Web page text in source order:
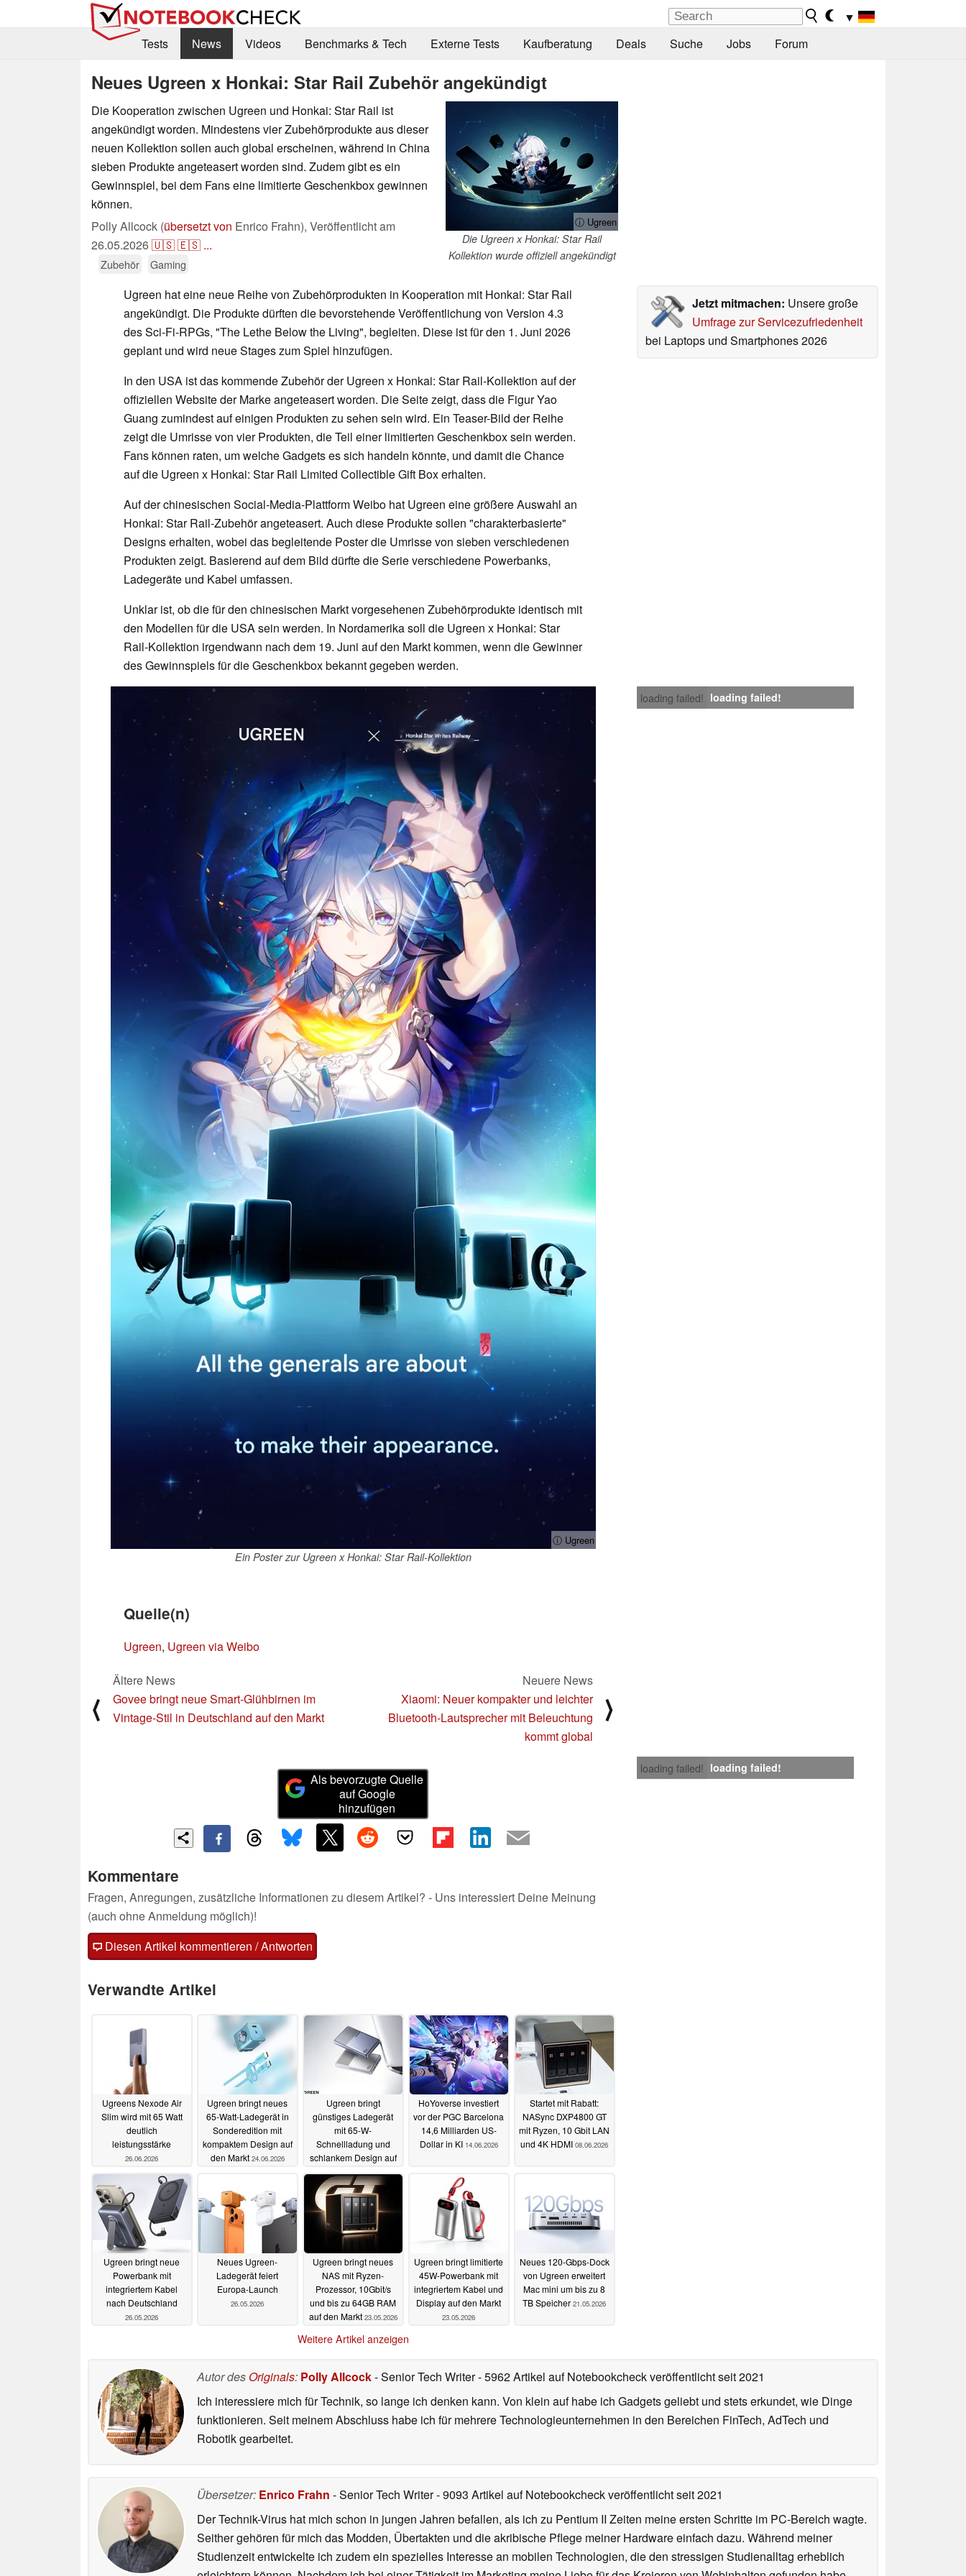
▼
Tests
News Videos Benchmarks & Tech Externe Tests Kaufberatung Deals Suche Jobs Forum
Neues Ugreen x Honkai: Star Rail Zubehör angekündigt
ⓘ Ugreen
Die Ugreen x Honkai: Star Rail
Kollektion wurde offiziell angekündigt
Die Kooperation zwischen Ugreen und Honkai: Star Rail ist
angekündigt worden. Mindestens vier Zubehörprodukte aus dieser
neuen Kollektion sollen auch global erscheinen, während in China
sieben Produkte angeteasert worden sind. Zudem gibt es ein
Gewinnspiel, bei dem Fans eine limitierte Geschenkbox gewinnen
können.
Polly Allcock (übersetzt von Enrico Frahn), Veröffentlicht am
26.05.2026🇺🇸🇪🇸 ...
Zubehör Gaming
Jetzt mitmachen: Unsere große
Umfrage zur Servicezufriedenheit
bei Laptops und Smartphones 2026
Ugreen hat eine neue Reihe von Zubehörprodukten in Kooperation mit Honkai: Star Rail
angekündigt. Die Produkte dürften die bevorstehende Veröffentlichung von Version 4.3
des Sci-Fi-RPGs, "The Lethe Below the Living", begleiten. Diese ist für den 1. Juni 2026
geplant und wird neue Stages zum Spiel hinzufügen.
In den USA ist das kommende Zubehör der Ugreen x Honkai: Star Rail-Kollektion auf der
offiziellen Website der Marke angeteasert worden. Die Seite zeigt, dass die Figur Yao
Guang zumindest auf einigen Produkten zu sehen sein wird. Ein Teaser-Bild der Reihe
zeigt die Umrisse von vier Produkten, die Teil einer limitierten Geschenkbox sein werden.
Fans können raten, um welche Gadgets es sich handeln könnte, und damit die Chance
auf die Ugreen x Honkai: Star Rail Limited Collectible Gift Box erhalten.
Auf der chinesischen Social-Media-Plattform Weibo hat Ugreen eine größere Auswahl an
Honkai: Star Rail-Zubehör angeteasert. Auch diese Produkte sollen "charakterbasierte"
Designs erhalten, wobei das begleitende Poster die Umrisse von sieben verschiedenen
Produkten zeigt. Basierend auf dem Bild dürfte die Serie verschiedene Powerbanks,
Ladegeräte und Kabel umfassen.
Unklar ist, ob die für den chinesischen Markt vorgesehenen Zubehörprodukte identisch mit
den Modellen für die USA sein werden. In Nordamerika soll die Ugreen x Honkai: Star
Rail-Kollektion irgendwann nach dem 19. Juni auf den Markt kommen, wenn die Gewinner
des Gewinnspiels für die Geschenkbox bekannt gegeben werden.
loading failed! loading failed!
ⓘ Ugreen
Ein Poster zur Ugreen x Honkai: Star Rail-Kollektion
Quelle(n)
Ugreen, Ugreen via Weibo
⟨
Ältere News
Govee bringt neue Smart-Glühbirnen im
Vintage-Stil in Deutschland auf den Markt
Neuere News
Xiaomi: Neuer kompakter und leichter
Bluetooth-Lautsprecher mit Beleuchtung
kommt global
⟩
loading failed! loading failed!
Als bevorzugte Quelle
auf Google
hinzufügen
Kommentare
Fragen, Anregungen, zusätzliche Informationen zu diesem Artikel? - Uns interessiert Deine Meinung
(auch ohne Anmeldung möglich)!
Diesen Artikel kommentieren / Antworten
Verwandte Artikel
Ugreens Nexode Air
Slim wird mit 65 Watt
deutlich
leistungsstärke
26.06.2026
Ugreen bringt neues
65-Watt-Ladegerät in
Sonderedition mit
kompaktem Design auf
den Markt 24.06.2026
Ugreen bringt
günstiges Ladegerät
mit 65-W-
Schnellladung und
schlankem Design auf
den Markt20.06.2026
HoYoverse investiert
vor der PGC Barcelona
14,6 Milliarden US-
Dollar in KI 14.06.2026
Startet mit Rabatt:
NASync DXP4800 GT
mit Ryzen, 10 Gbit LAN
und 4K HDMI 08.06.2026
Ugreen bringt neue
Powerbank mit
integriertem Kabel
nach Deutschland
26.05.2026
Neues Ugreen-
Ladegerät feiert
Europa-Launch
26.05.2026
Ugreen bringt neues
NAS mit Ryzen-
Prozessor, 10Gbit/s
und bis zu 64GB RAM
auf den Markt 23.05.2026
Ugreen bringt limitierte
45W-Powerbank mit
integriertem Kabel und
Display auf den Markt
23.05.2026
Neues 120-Gbps-Dock
von Ugreen erweitert
Mac mini um bis zu 8
TB Speicher 21.05.2026
Weitere Artikel anzeigen
Autor des Originals: Polly Allcock- Senior Tech Writer- 5962 Artikel auf Notebookcheck veröffentlichtseit 2021
Ich interessiere mich für Technik, so lange ich denken kann. Von klein auf habe ich Gadgets geliebt und stets erkundet, wie Dinge
funktionieren. Seit meinem Abschluss habe ich für mehrere Technologieunternehmen in den Bereichen FinTech, AdTech und
Robotik gearbeitet.
Übersetzer: Enrico Frahn - Senior Tech Writer- 9093 Artikel auf Notebookcheck veröffentlichtseit 2021
Der Technik-Virus hat mich schon in jungen Jahren befallen, als ich zu Pentium II Zeiten meine ersten Schritte im PC-Bereich wagte.
Seither gehören für mich das Modden, Übertakten und die akribische Pflege meiner Hardware einfach dazu. Während meiner
Studienzeit entwickelte ich zudem ein spezielles Interesse an mobilen Technologien, die den stressigen Studienalltag erheblich